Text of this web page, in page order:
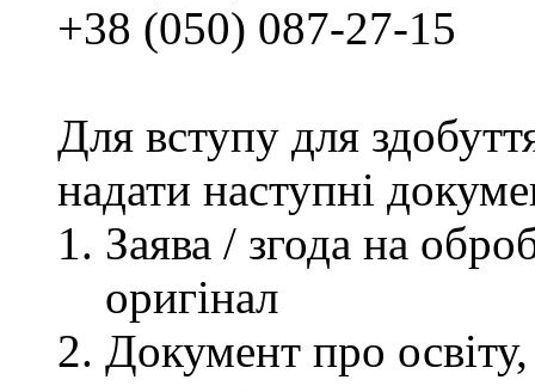
+38 (050) 087-27-15
Для вступу для
надати наступні
Заява / згода на
оригінал
Документ про освіту,